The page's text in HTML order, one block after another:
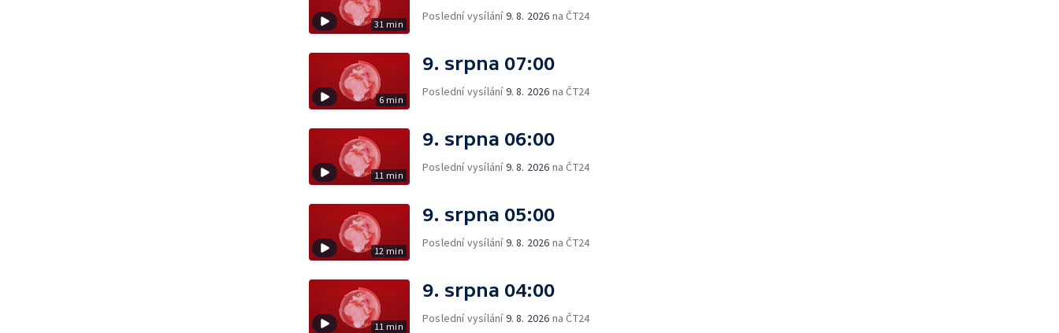
31 min
Poslední vysílání9. 8. 2026 na ČT24
6 min
9. srpna 07:00
Poslední vysílání9. 8. 2026 na ČT24
11 min
9. srpna 06:00
Poslední vysílání9. 8. 2026 na ČT24
12 min
9. srpna 05:00
Poslední vysílání9. 8. 2026 na ČT24
11 min
9. srpna 04:00
Poslední vysílání9. 8. 2026 na ČT24